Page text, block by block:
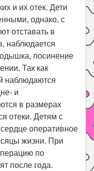
и их отек. Дети
однако, с
отставать в
наблюдается
посинение
Так как
наблюдаются
и
в размерах
отеки. Детям с
оперативное
жизни. При
по
после года.